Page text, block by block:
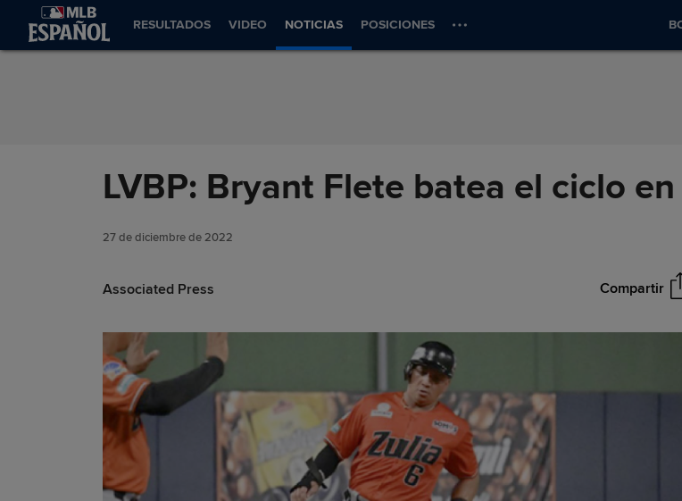
Saltar al Contenido
RESULTADOS VIDEO NOTICIAS POSICIONES
LVBP: Bryant Flete batea el ciclo
27 de diciembre de 2022
Associated Press Compartir